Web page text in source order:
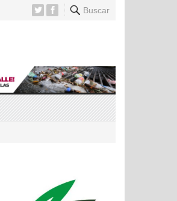
Buscar